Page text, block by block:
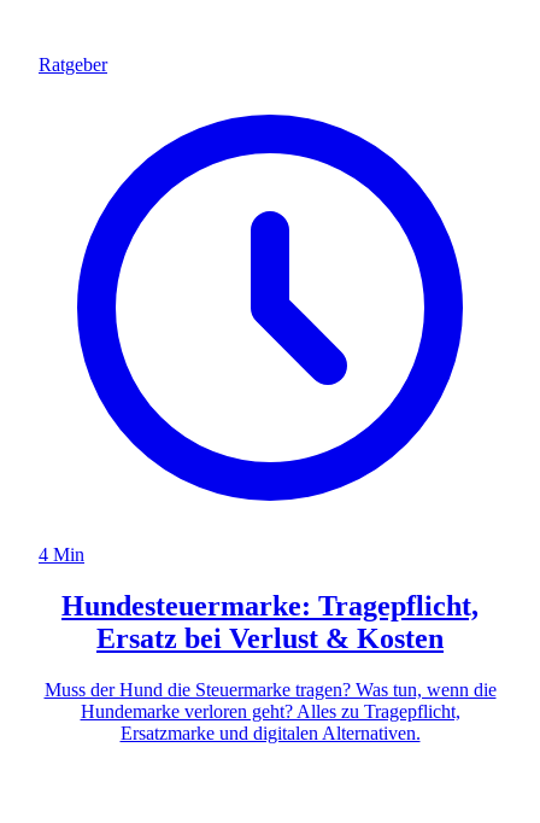
Ratgeber
4 Min
Hundesteuermarke: Tragepflicht,
Ersatz bei Verlust & Kosten
Muss der Hund die Steuermarke tragen? Was tun, wenn die
Hundemarke verloren geht? Alles zu Tragepflicht,
Ersatzmarke und digitalen Alternativen.